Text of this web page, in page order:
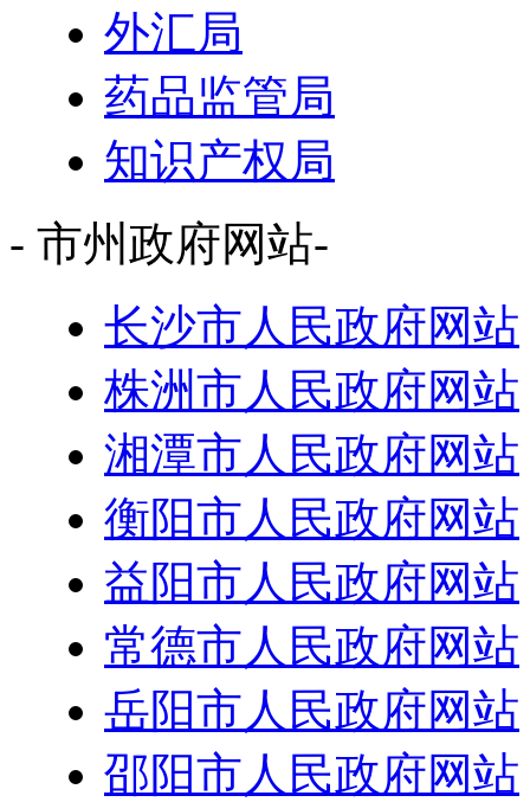
外汇局
药品监管局
知识产权局
- 市州政府网站-
长沙市人民政府网站
株洲市人民政府网站
湘潭市人民政府网站
衡阳市人民政府网站
益阳市人民政府网站
常德市人民政府网站
岳阳市人民政府网站
邵阳市人民政府网站